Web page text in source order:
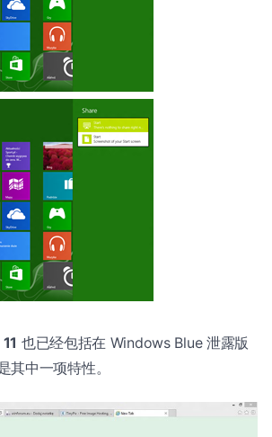
也已经包括在 Windows Blue 泄露版
其中一项特性。